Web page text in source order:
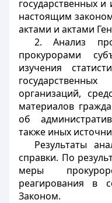
государственных
настоящим
актами и актами
2. Анализ
прокурорами
изучения
организаций,
материалов
об
также иных
Результаты
справки. По
меры
реагирования в
Законом.